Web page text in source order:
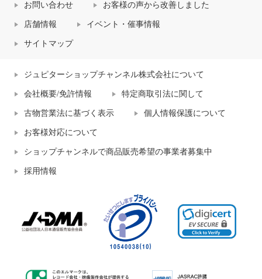
お問い合わせ お客様の声から改善しました
店舗情報 イベント・催事情報
サイトマップ
ジュピターショップチャンネル株式会社について
会社概要/免許情報 特定商取引法に関して
古物営業法に基づく表示 個人情報保護について
お客様対応について
ショップチャンネルで商品販売希望の事業者募集中
採用情報